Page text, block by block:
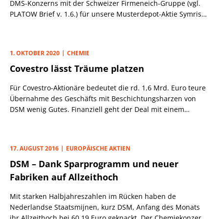
DMS-Konzerns mit der Schweizer Firmeneich-Gruppe (vgl.
PLATOW Brief v. 1.6.) für unsere Musterdepot-Aktie Symrise
1. OKTOBER 2020 CHEMIE
Covestro lässt Träume platzen
Für Covestro-Aktionäre bedeutet die rd. 1,6 Mrd. Euro teure
Übernahme des Geschäfts mit Beschichtungsharzen von
DSM wenig Gutes. Finanziell geht der Deal mit einem
17. AUGUST 2016 EUROPÄISCHE AKTIEN
DSM – Dank Sparprogramm und neuer
Fabriken auf Allzeithoch
Mit starken Halbjahreszahlen im Rücken haben de
Nederlandse Staatsmijnen, kurz DSM, Anfang des Monats